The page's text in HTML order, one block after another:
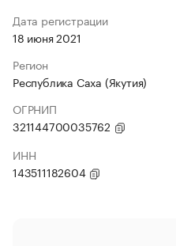
Дата регистрации
18 июня 2021
Регион
Республика Саха (Якутия)
ОГРНИП
321144700035762
ИНН
143511182604